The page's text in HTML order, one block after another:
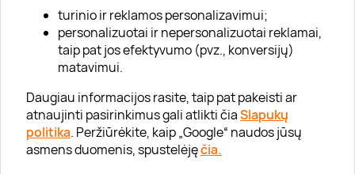
turinio ir reklamos personalizavimui;
personalizuotai ir nepersonalizuotai reklamai,
taip pat jos efektyvumo (pvz., konversijų)
matavimui.
Daugiau informacijos rasite, taip pat pakeisti ar
atnaujinti pasirinkimus gali atlikti čiaSlapukų
politika. Peržiūrėkite, kaip „Google“ naudos jūsų
asmens duomenis, spustelėjęčia.
Visi partneriai
Kontaktai
Tinklaraštis
Informacija